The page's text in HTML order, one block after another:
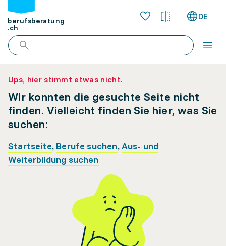
berufsberatung
.ch
DE
Ups, hier stimmt etwas nicht.
Wir konnten die gesuchte Seite nicht
finden. Vielleicht finden Sie hier, was Sie
suchen:
Startseite, Berufe suchen,Aus- und
Weiterbildung suchen